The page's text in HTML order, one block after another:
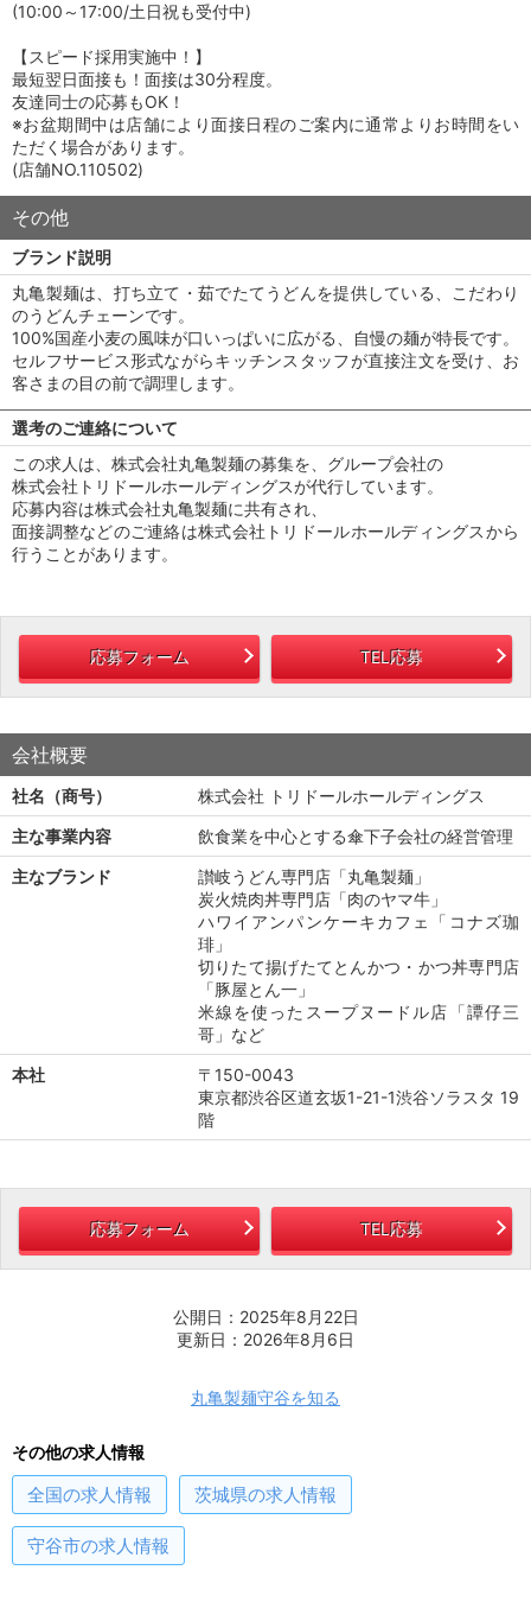
(10:00～17:00/土日祝も受付中)
【スピード採用実施中！】
最短翌日面接も！面接は30分程度。
友達同士の応募もOK！
※お盆期間中は店舗により面接日程のご案内に通常よりお時間をい
ただく場合があります。
(店舗NO.110502)
その他
ブランド説明
丸亀製麺は、打ち立て・茹でたてうどんを提供している、こだわり
のうどんチェーンです。
100%国産小麦の風味が口いっぱいに広がる、自慢の麺が特長です。
セルフサービス形式ながらキッチンスタッフが直接注文を受け、お
客さまの目の前で調理します。
選考のご連絡について
この求人は、株式会社丸亀製麺の募集を、グループ会社の
株式会社トリドールホールディングスが代行しています。
応募内容は株式会社丸亀製麺に共有され、
面接調整などのご連絡は株式会社トリドールホールディングスから
行うことがあります。
応募フォーム TEL応募
会社概要
社名（商号）
株式会社 トリドールホールディングス
主な事業内容
飲食業を中心とする傘下子会社の経営管理
主なブランド
讃岐うどん専門店「丸亀製麺」
炭火焼肉丼専門店「肉のヤマ牛」
ハワイアンパンケーキカフェ「コナズ珈
琲」
切りたて揚げたてとんかつ・かつ丼専門店
「豚屋とん一」
米線を使ったスープヌードル店「譚仔三
哥」など
本社
〒150-0043
東京都渋谷区道玄坂1-21-1渋谷ソラスタ 19
階
応募フォーム TEL応募
公開日：2025年8月22日
更新日：2026年8月6日
丸亀製麺守谷を知る
その他の求人情報
全国の求人情報 茨城県の求人情報
守谷市の求人情報